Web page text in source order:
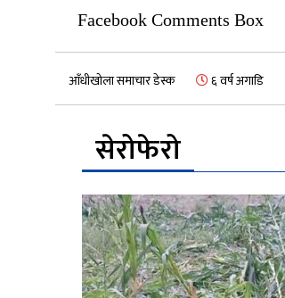
Facebook Comments Box
आँधीखोला समाचार डेस्क ६ वर्ष अगाडि
सेरोफेरो